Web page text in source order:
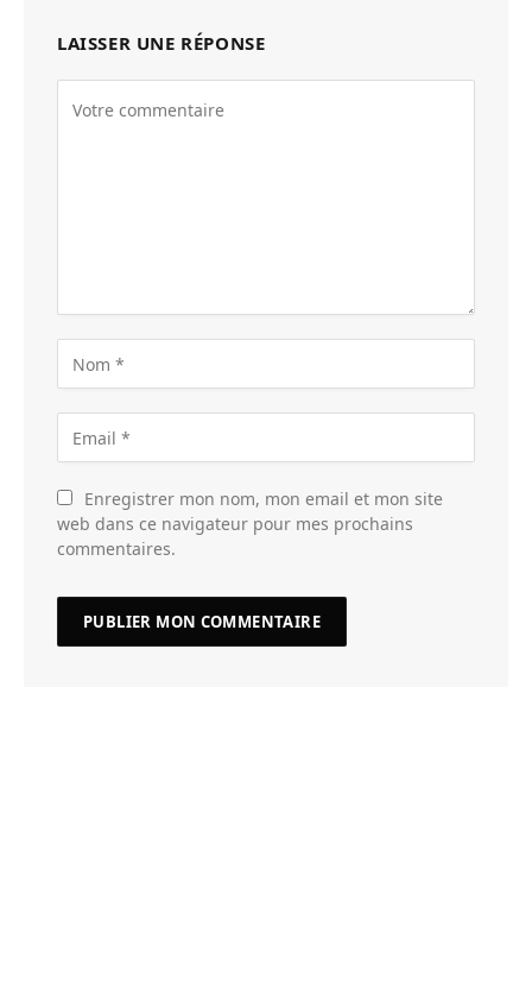
LAISSER UNE RÉPONSE
Enregistrer mon nom, mon email et mon site
web dans ce navigateur pour mes prochains
commentaires.